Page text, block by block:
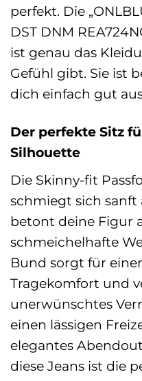
perfekt. Die
DST DNM
ist genau das
Gefühl gibt. Sie ist
dich einfach gut
Der perfekte Sitz
Silhouette
Die Skinny-fit
schmiegt sich sanft
betont deine Figur
schmeichelhafte
Bund sorgt für
Tragekomfort und
unerwünschtes
einen lässigen
elegantes
diese Jeans ist die